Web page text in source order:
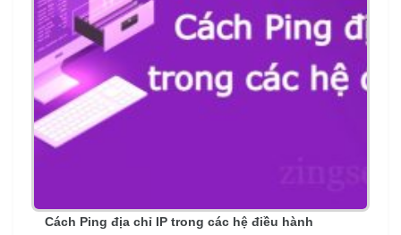
Cách Ping địa chỉ IP trong các hệ điều hành